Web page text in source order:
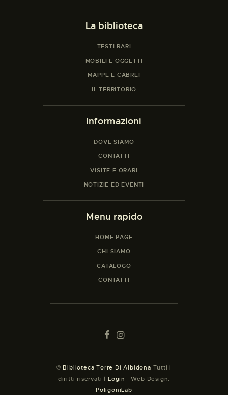
La biblioteca
TESTI RARI
MOBILI E OGGETTI
MAPPE E CABREI
IL TERRITORIO
Informazioni
DOVE SIAMO
CONTATTI
VISITE E ORARI
NOTIZIE ED EVENTI
Menu rapido
HOME PAGE
CHI SIAMO
CATALOGO
CONTATTI
© Biblioteca Torre Di Albidona Tutti i
diritti riservati | Login | Web Design:
PoligoniLab